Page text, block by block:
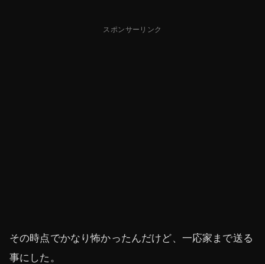
スポンサーリンク
その時点でかなり怖かったんだけど、一応家まで送る
事にした。